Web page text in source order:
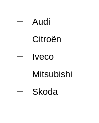
Audi
Citroën
Iveco
Mitsubishi
Skoda